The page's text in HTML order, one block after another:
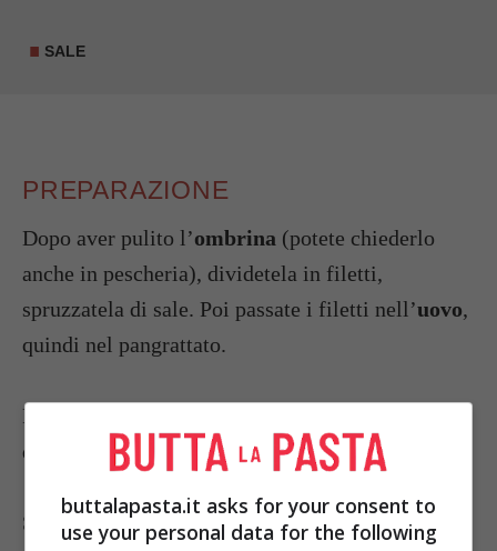
SALE
PREPARAZIONE
Dopo aver pulito l’ombrina (potete chiederlo
anche in pescheria), dividetela in filetti,
spruzzatela di sale. Poi passate i filetti nell’uovo,
quindi nel pangrattato.
Rosolate le fette nel
di volte.
Servite calde quando saranno evidentemente
buttalapasta.it asks for your consent to
use your personal data for the following